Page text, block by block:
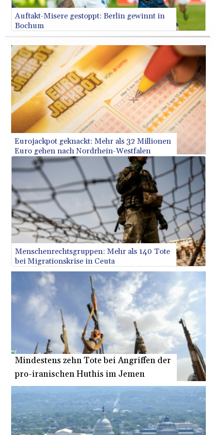
JPY
182.969975
KES
149.450928
KGS 101.03906
KHR
4680.351701
KMF
492.199617
KRW
1636.950761
KWD 0.356741
KZT
540.040464
LAK
26016.724996
LBP
103187.513486
LKR
386.502211
LRD
207.987652
LSL 18.720126
LTL 3.41159
LVL 0.698888
LYD 7.329387
MAD
10.739418
MDL 20.037856
MGA
4917.246994
MKD 61.540878
MMK
2425.815605
4152.793668
MOP 9.311421
MRU
46.322486
Auftakt-Misere gestoppt: Berlin gewinnt in
Bochum
Eurojackpot geknackt: Mehr als 32 Millionen
Euro gehen nach Nordrhein-Westfalen
Menschenrechtsgruppen: Mehr als 140 Tote
bei Migrationskrise in Ceuta
Mindestens zehn Tote bei Angriffen der
pro-iranischen Huthis im Jemen